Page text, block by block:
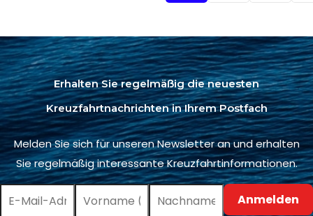
Erhalten Sie regelmäßig die neuesten
Kreuzfahrtnachrichten in Ihrem Postfach
Melden Sie sich für unseren Newsletter an und erhalten
Sie regelmäßig interessante Kreuzfahrtinformationen.